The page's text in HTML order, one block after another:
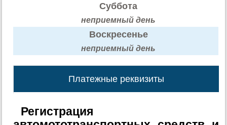
Суббота
неприемный день
Воскресенье
неприемный день
Платежные реквизиты
Регистрация